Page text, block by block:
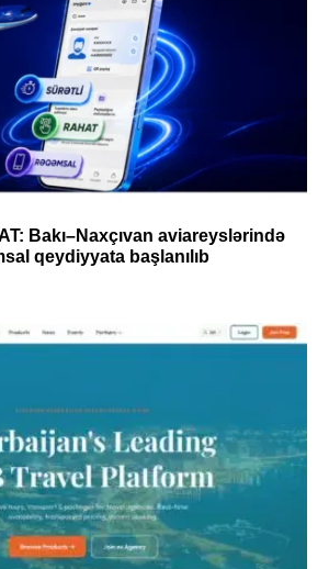
Bakı–Naxçıvan aviareyslərində
qeydiyyata başlanılıb